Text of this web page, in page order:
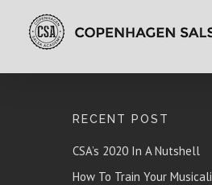
RECENT POST
CSA’s 2020 In A Nutshell
How To Train Your